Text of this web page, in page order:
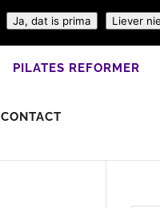
PILATES REFORMER
CONTACT
Ja, dat is prima Liever